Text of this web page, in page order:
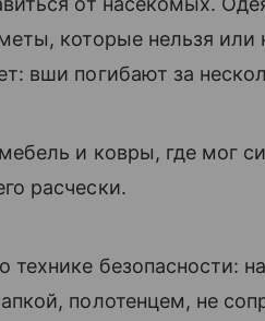
которые нельзя
вши погибают за
и ковры, где мог
расчески.
технике безопасности:
полотенцем, не